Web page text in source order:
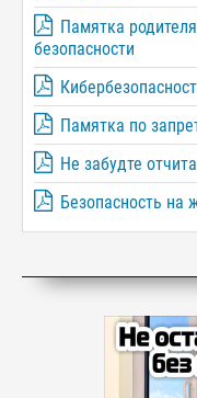
Памятка
безопасности
Памятка по
Не забудте
Безопасность на